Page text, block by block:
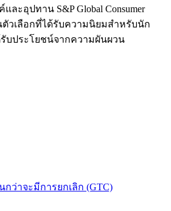
ละอุปทาน S&P Global Consumer
ป็นตัวเลือกที่ได้รับความนิยมสำหรับนัก
รับประโยชน์จากความผันผวน
ว่าจะมีการยกเลิก (GTC)